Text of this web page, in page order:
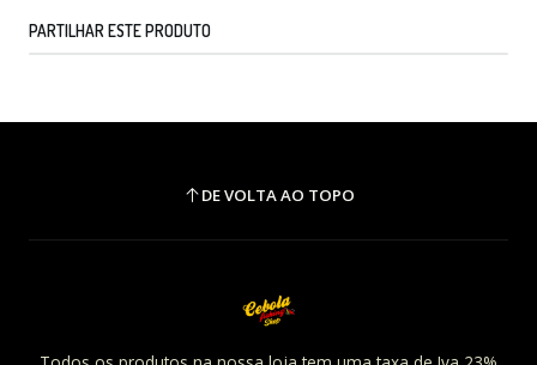
PARTILHAR ESTE PRODUTO
DE VOLTA AO TOPO